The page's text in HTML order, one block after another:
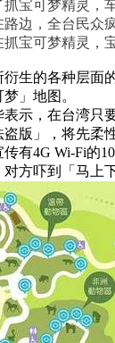
宝可梦精灵，
边， 全台民众
抓宝可梦精灵，
衍生的各种层
」地图。
示，在台湾只
盗版」，将先
有4G Wi-Fi的
方吓到「马上